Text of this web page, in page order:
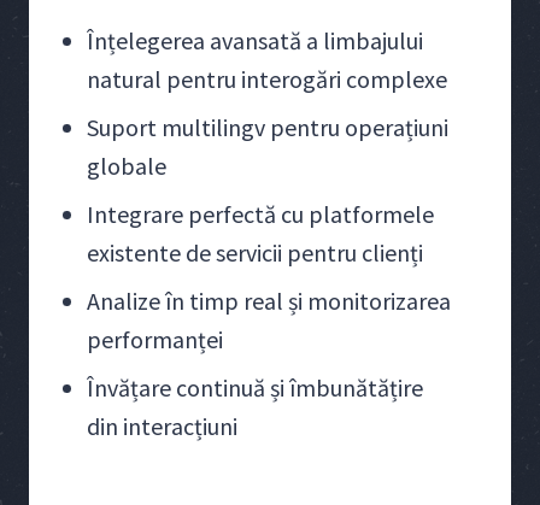
Înțelegerea avansată a limbajului
natural pentru interogări complexe
Suport multilingv pentru operațiuni
globale
Integrare perfectă cu platformele
existente de servicii pentru clienți
Analize în timp real și monitorizarea
performanței
Învățare continuă și îmbunătățire
din interacțiuni